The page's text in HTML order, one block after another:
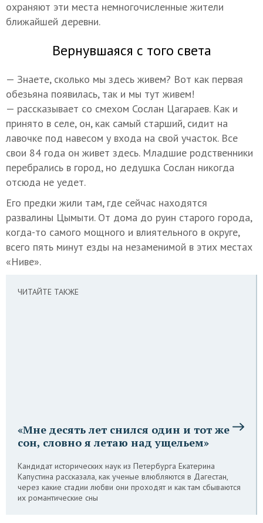
охраняют эти места немногочисленные жители
ближайшей деревни.
Вернувшаяся с того света
— Знаете, сколько мы здесь живем? Вот как первая
обезьяна появилась, так и мы тут живем!
— рассказывает со смехом Сослан Цагараев. Как и
принято в селе, он, как самый старший, сидит на
лавочке под навесом у входа на свой участок. Все
свои 84 года он живет здесь. Младшие родственники
перебрались в город, но дедушка Сослан никогда
отсюда не уедет.
Его предки жили там, где сейчас находятся
развалины Цымыти. От дома до руин старого города,
когда-то самого мощного и влиятельного в округе,
всего пять минут езды на незаменимой в этих местах
«Ниве».
ЧИТАЙТЕ ТАКЖЕ
«Мне десять лет снился один и тот же
сон, словно я летаю над ущельем»
Кандидат исторических наук из Петербурга Екатерина
Капустина рассказала, как ученые влюбляются в Дагестан,
через какие стадии любви они проходят и как там сбываются
их романтические сны